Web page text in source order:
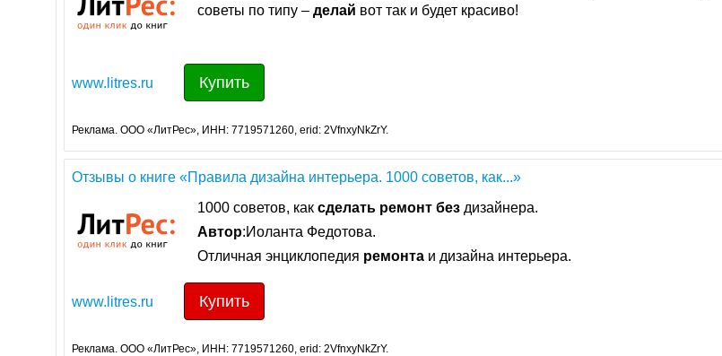
советы по типу – делай вот так и будет красиво!
www.litres.ru Купить
Реклама. ООО «ЛитРес», ИНН: 7719571260, erid: 2VfnxyNkZrY.
Отзывы о книге «Правила дизайна интерьера. 1000 советов, как...»
1000 советов, как сделать ремонт без дизайнера.
Автор:Иоланта Федотова.
Отличная энциклопедия ремонта и дизайна интерьера.
www.litres.ru Купить
Реклама. ООО «ЛитРес», ИНН: 7719571260, erid: 2VfnxyNkZrY.